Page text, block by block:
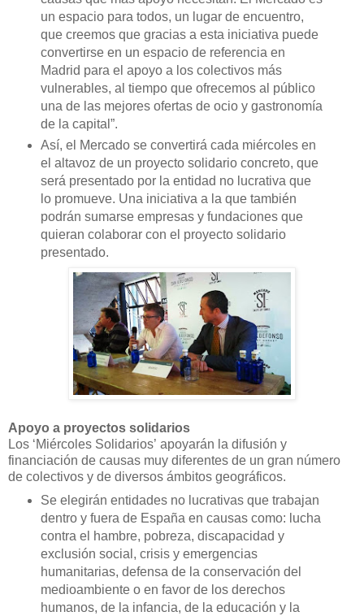
un espacio para todos, un lugar de encuentro,
que creemos que gracias a esta iniciativa puede
convertirse en un espacio de referencia en
Madrid para el apoyo a los colectivos más
vulnerables, al tiempo que ofrecemos al público
una de las mejores ofertas de ocio y gastronomía
de la capital”.
Así, el Mercado se convertirá cada miércoles en
el altavoz de un proyecto solidario concreto, que
será presentado por la entidad no lucrativa que
lo promueve. Una iniciativa a la que también
podrán sumarse empresas y fundaciones que
quieran colaborar con el proyecto solidario
presentado.
Apoyo a proyectos solidarios
Los ‘Miércoles Solidarios’ apoyarán la difusión y
financiación de causas muy diferentes de un gran número
de colectivos y de diversos ámbitos geográficos.
Se elegirán entidades no lucrativas que trabajan
dentro y fuera de España en causas como: lucha
contra el hambre, pobreza, discapacidad y
exclusión social, crisis y emergencias
humanitarias, defensa de la conservación del
medioambiente o en favor de los derechos
humanos, de la infancia, de la educación y la